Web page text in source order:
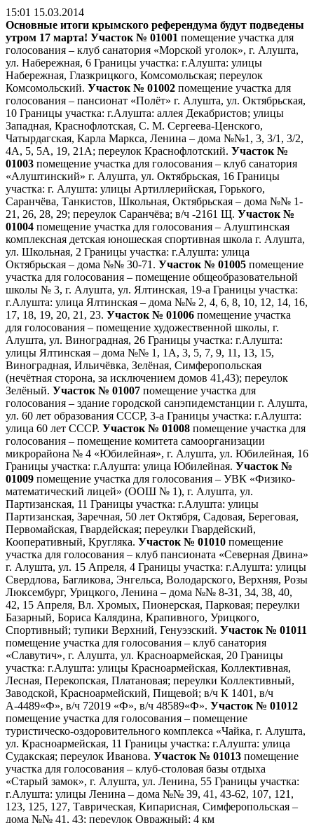
15:01 15.03.2014
Основные итоги крымского референдума будут подведены
утром 17 марта! Участок № 01001 помещение участка для
голосования – клуб санатория «Морской уголок», г. Алушта,
ул. Набережная, 6 Границы участка: г.Алушта: улицы
Набережная, Глазкрицкого, Комсомольская; переулок
Комсомольский. Участок № 01002 помещение участка для
голосования – пансионат «Полёт» г. Алушта, ул. Октябрьская,
10 Границы участка: г.Алушта: аллея Декабристов; улицы
Западная, Краснофлотская, С. М. Сергеева-Ценского,
Чатырдагская, Карла Маркса, Ленина – дома №№1, 3, 3/1, 3/2,
4А, 5, 5А, 19, 21А; переулок Краснофлотский. Участок №
01003 помещение участка для голосования – клуб санатория
«Алуштинский» г. Алушта, ул. Октябрьская, 16 Границы
участка: г. Алушта: улицы Артиллерийская, Горького,
Саранчёва, Танкистов, Школьная, Октябрьская – дома №№ 1-
21, 26, 28, 29; переулок Саранчёва; в/ч -2161 Щ. Участок №
01004 помещение участка для голосования – Алуштинская
комплексная детская юношеская спортивная школа г. Алушта,
ул. Школьная, 2 Границы участка: г.Алушта: улица
Октябрьская – дома №№ 30-71. Участок № 01005 помещение
участка для голосования – помещение общеобразовательной
школы № 3, г. Алушта, ул. Ялтинская, 19-а Границы участка:
г.Алушта: улица Ялтинская – дома №№ 2, 4, 6, 8, 10, 12, 14, 16,
17, 18, 19, 20, 21, 23. Участок № 01006 помещение участка
для голосования – помещение художественной школы, г.
Алушта, ул. Виноградная, 26 Границы участка: г.Алушта:
улицы Ялтинская – дома №№ 1, 1А, 3, 5, 7, 9, 11, 13, 15,
Виноградная, Ильичёвка, Зелёная, Симферопольская
(нечётная сторона, за исключением домов 41,43); переулок
Зелёный. Участок № 01007 помещение участка для
голосования – здание городской санэпидемстанции г. Алушта,
ул. 60 лет образования СССР, 3-а Границы участка: г.Алушта:
улица 60 лет СССР. Участок № 01008 помещение участка для
голосования – помещение комитета самоорганизации
микрорайона № 4 «Юбилейная», г. Алушта, ул. Юбилейная, 16
Границы участка: г.Алушта: улица Юбилейная. Участок №
01009 помещение участка для голосования – УВК «Физико-
математический лицей» (ООШ № 1), г. Алушта, ул.
Партизанская, 11 Границы участка: г.Алушта: улицы
Партизанская, Заречная, 50 лет Октября, Садовая, Береговая,
Первомайская, Гвардейская; переулки Гвардейский,
Кооперативный, Кругляка. Участок № 01010 помещение
участка для голосования – клуб пансионата «Северная Двина»
г. Алушта, ул. 15 Апреля, 4 Границы участка: г.Алушта: улицы
Свердлова, Багликова, Энгельса, Володарского, Верхняя, Розы
Люксембург, Урицкого, Ленина – дома №№ 8-31, 34, 38, 40,
42, 15 Апреля, Вл. Хромых, Пионерская, Парковая; переулки
Базарный, Бориса Калядина, Крапивного, Урицкого,
Спортивный; тупики Верхний, Генуэзский. Участок № 01011
помещение участка для голосования – клуб санатория
«Славутич», г. Алушта, ул. Красноармейская, 20 Границы
участка: г.Алушта: улицы Красноармейская, Коллективная,
Лесная, Перекопская, Платановая; переулки Коллективный,
Заводской, Красноармейский, Пищевой; в/ч К 1401, в/ч
А-4489«Ф», в/ч 72019 «Ф», в/ч 48589«Ф». Участок № 01012
помещение участка для голосования – помещение
туристическо-оздоровительного комплекса «Чайка, г. Алушта,
ул. Красноармейская, 11 Границы участка: г.Алушта: улица
Судакская; переулок Иванова. Участок № 01013 помещение
участка для голосования – клуб-столовая базы отдыха
«Старый замок», г. Алушта, ул. Ленина, 55 Границы участка:
г.Алушта: улицы Ленина – дома №№ 39, 41, 43-62, 107, 121,
123, 125, 127, Таврическая, Кипарисная, Симферопольская –
дома №№ 41, 43; переулок Овражный; 4 км